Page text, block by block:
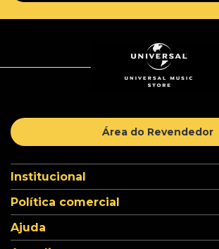
Área do Revendedor
Institucional
Política comercial
Ajuda